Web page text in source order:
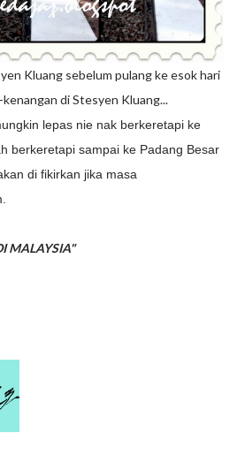
Kluang sebelum pulang ke esok hari
kenangan di Stesyen Kluang...
lepas nie nak berkeretapi ke
berkeretapi sampai ke Padang Besar
di fikirkan jika masa
MALAYSIA"